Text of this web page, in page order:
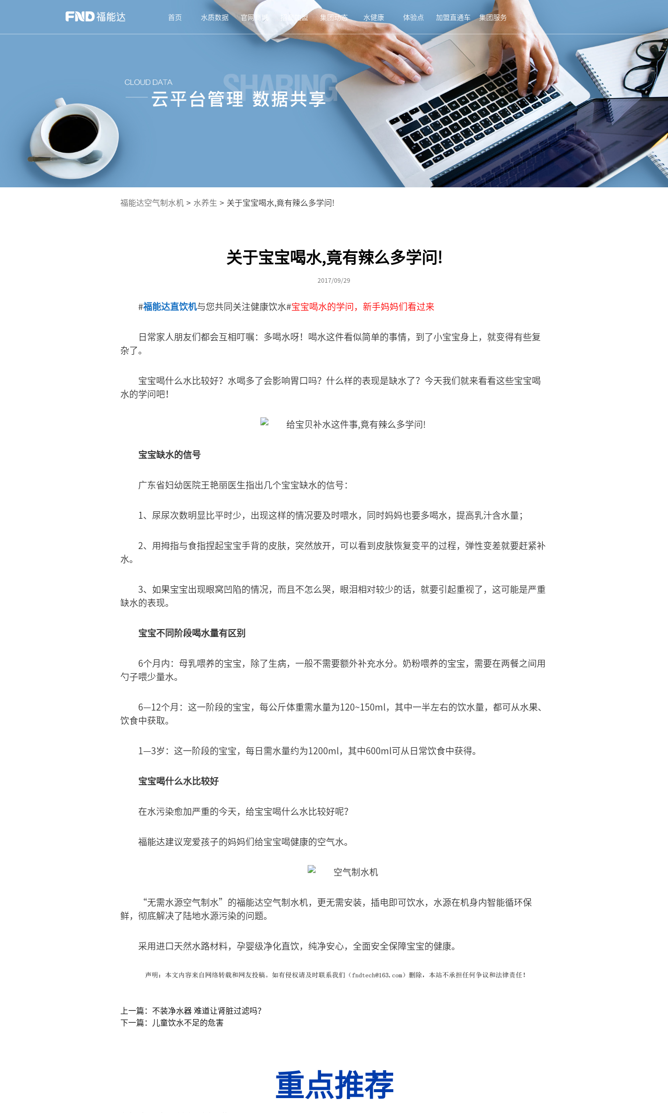
首页 水质数据 官网商城 招商加盟 集团动态 水健康 体验点 加盟直通车 集团服务
福能达空气制水机 > 水养生 > 关于宝宝喝水,竟有辣么多学问!
关于宝宝喝水,竟有辣么多学问!
2017/09/29
#福能达直饮机与您共同关注健康饮水#宝宝喝水的学问，新手妈妈们看过来
日常家人朋友们都会互相叮嘱：多喝水呀！喝水这件看似简单的事情，到了小宝宝身上，就变得有些复
杂了。
宝宝喝什么水比较好？水喝多了会影响胃口吗？什么样的表现是缺水了？今天我们就来看看这些宝宝喝
水的学问吧！
宝宝缺水的信号
广东省妇幼医院王艳丽医生指出几个宝宝缺水的信号：
1、尿尿次数明显比平时少，出现这样的情况要及时喂水，同时妈妈也要多喝水，提高乳汁含水量；
2、用拇指与食指捏起宝宝手背的皮肤，突然放开，可以看到皮肤恢复变平的过程，弹性变差就要赶紧补
水。
3、如果宝宝出现眼窝凹陷的情况，而且不怎么哭，眼泪相对较少的话，就要引起重视了，这可能是严重
缺水的表现。
宝宝不同阶段喝水量有区别
6个月内：母乳喂养的宝宝，除了生病，一般不需要额外补充水分。奶粉喂养的宝宝，需要在两餐之间用
勺子喂少量水。
6—12个月：这一阶段的宝宝，每公斤体重需水量为120~150ml，其中一半左右的饮水量，都可从水果、
饮食中获取。
1—3岁：这一阶段的宝宝，每日需水量约为1200ml，其中600ml可从日常饮食中获得。
宝宝喝什么水比较好
在水污染愈加严重的今天，给宝宝喝什么水比较好呢？
福能达建议宠爱孩子的妈妈们给宝宝喝健康的空气水。
“无需水源空气制水”的福能达空气制水机，更无需安装，插电即可饮水，水源在机身内智能循环保
鲜，彻底解决了陆地水源污染的问题。
采用进口天然水路材料，孕婴级净化直饮，纯净安心，全面安全保障宝宝的健康。
上一篇：不装净水器 难道让肾脏过滤吗？
下一篇：儿童饮水不足的危害
重点推荐